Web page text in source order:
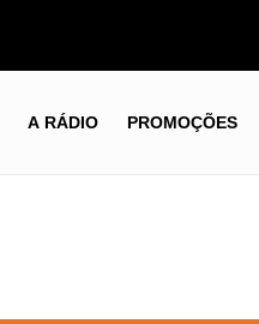
A RÁDIO PROMOÇÕES